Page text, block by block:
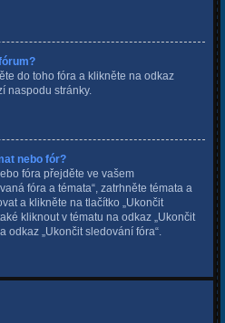
do toho fóra a klikněte na odkaz
naspodu stránky.
nebo fór?
fóra přejděte ve vašem
fóra a témata“, zatrhněte témata a
a klikněte na tlačítko „Ukončit
kliknout v tématu na odkaz „Ukončit
odkaz „Ukončit sledování fóra“.